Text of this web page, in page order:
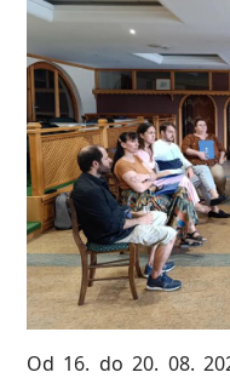
Od 16. do 20. 08.